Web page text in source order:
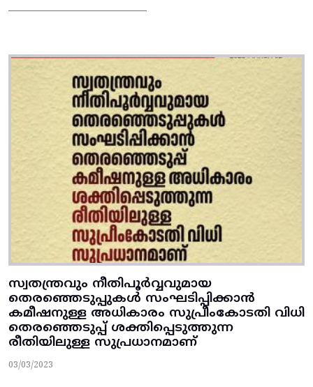
_________________________________
സ്വതന്ത്രവും നീതിപൂർവ്വവുമായ
തെരഞ്ഞെടുപ്പുകൾ സംഘടിപ്പിക്കാൻ
കമീഷനുള്ള അധികാരം സുപ്രീംകോടതി വിധി
തെരഞ്ഞെടുപ്പ് ശക്തിപ്പെടുത്തുന്ന
രീതിയിലുള്ള സുപ്രധാനമാണ്
03/03/2023